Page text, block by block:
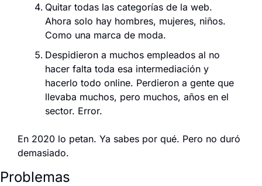
Quitar todas las categorías de la web.
Ahora solo hay hombres, mujeres, niños.
Como una marca de moda.
Despidieron a muchos empleados al no
hacer falta toda esa intermediación y
hacerlo todo online. Perdieron a gente que
llevaba muchos, pero muchos, años en el
sector. Error.
En 2020 lo petan. Ya sabes por qué. Pero no duró
demasiado.
Problemas